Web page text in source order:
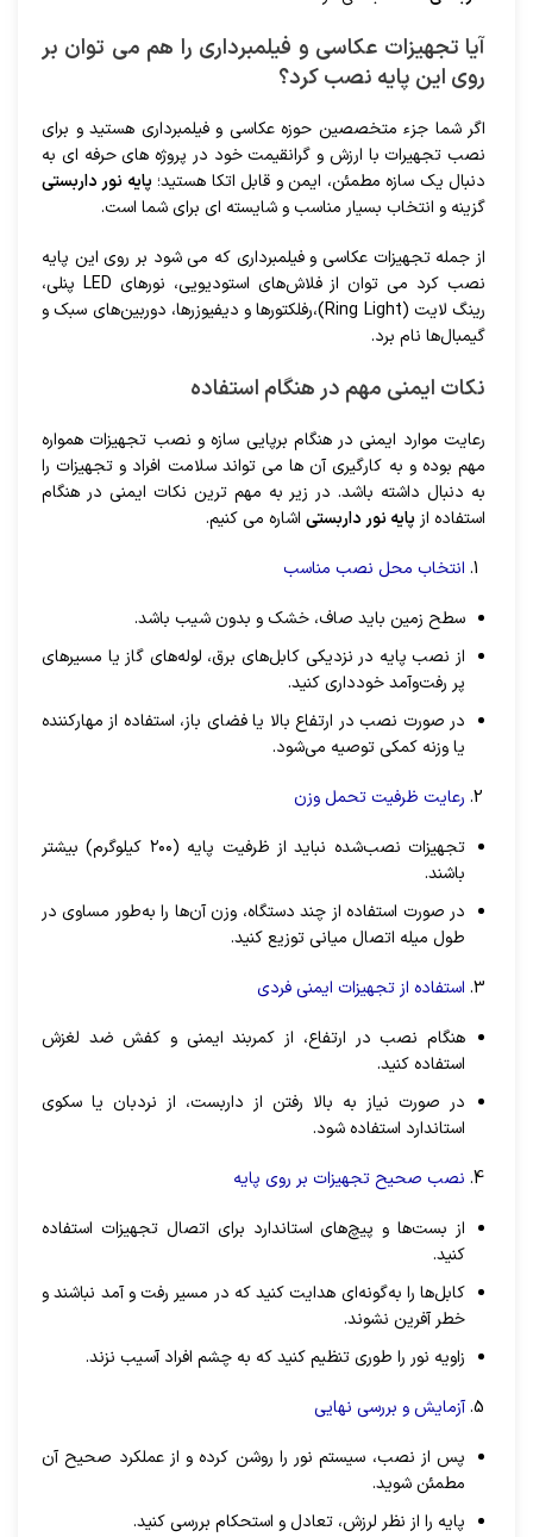
آیا تجهیزات عکاسی و فیلمبرداری را هم می توان بر
روی این پایه نصب کرد؟
اگر شما جزء متخصصین حوزه عکاسی و فیلمبرداری هستید و برای
نصب تجهیرات با ارزش و گرانقیمت خود در پروژه های حرفه ای به
دنبال یک سازه مطمئن، ایمن و قابل اتکا هستید؛ پایه نور داربستی
گزینه و انتخاب بسیار مناسب و شایسته ای برای شما است.
از جمله تجهیزات عکاسی و فیلمبرداری که می شود بر روی این پایه
نصب کرد می توان از فلاش‌های استودیویی، نورهای LED پنلی،
رینگ لایت (Ring Light)،رفلکتورها و دیفیوزرها، دوربین‌های سبک و
گیمبال‌ها نام برد.
نکات ایمنی مهم در هنگام استفاده
رعایت موارد ایمنی در هنگام برپایی سازه و نصب تجهیزات همواره
مهم بوده و به کارگیری آن ها می تواند سلامت افراد و تجهیزات را
به دنبال داشته باشد. در زیر به مهم ترین نکات ایمنی در هنگام
استفاده از پایه نور داربستی اشاره می کنیم.
انتخاب محل نصب مناسب
سطح زمین باید صاف، خشک و بدون شیب باشد.
از نصب پایه در نزدیکی کابل‌های برق، لوله‌های گاز یا مسیرهای
پر رفت‌وآمد خودداری کنید.
در صورت نصب در ارتفاع بالا یا فضای باز، استفاده از مهارکننده
یا وزنه کمکی توصیه می‌شود.
رعایت ظرفیت تحمل وزن
تجهیزات نصب‌شده نباید از ظرفیت پایه (۲۰۰ کیلوگرم) بیشتر
باشند.
در صورت استفاده از چند دستگاه، وزن آن‌ها را به‌طور مساوی در
طول میله اتصال میانی توزیع کنید.
استفاده از تجهیزات ایمنی فردی
هنگام نصب در ارتفاع، از کمربند ایمنی و کفش ضد لغزش
استفاده کنید.
در صورت نیاز به بالا رفتن از داربست، از نردبان یا سکوی
استاندارد استفاده شود.
نصب صحیح تجهیزات بر روی پایه
از بست‌ها و پیچ‌های استاندارد برای اتصال تجهیزات استفاده
کنید.
کابل‌ها را به‌گونه‌ای هدایت کنید که در مسیر رفت ‌و آمد نباشند و
خطر آفرین نشوند.
زاویه نور را طوری تنظیم کنید که به چشم افراد آسیب نزند.
آزمایش و بررسی نهایی
پس از نصب، سیستم نور را روشن کرده و از عملکرد صحیح آن
مطمئن شوید.
پایه را از نظر لرزش، تعادل و استحکام بررسی کنید.